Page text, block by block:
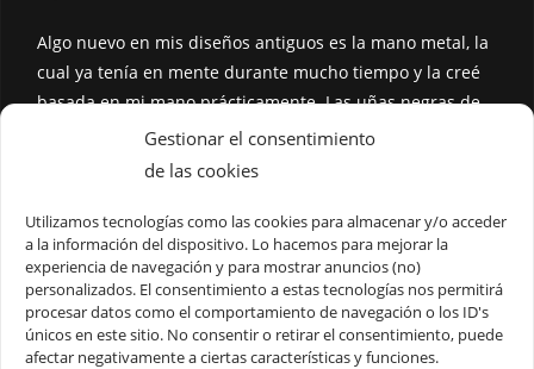
Gestionar el consentimiento
de las cookies
Utilizamos tecnologías como las cookies para almacenar y/o acceder
a la información del dispositivo. Lo hacemos para mejorar la
experiencia de navegación y para mostrar anuncios (no)
personalizados. El consentimiento a estas tecnologías nos permitirá
procesar datos como el comportamiento de navegación o los ID's
únicos en este sitio. No consentir o retirar el consentimiento, puede
afectar negativamente a ciertas características y funciones.
Algo nuevo en mis diseños antiguos es la mano metal, la
cual ya tenía en mente durante mucho tiempo y la creé
basada en mi mano prácticamente. Las uñas negras de
esa forma son muy utilizadas en estilos más oscuros o
góticos y son mis favoritas, los tatuajes son telarañas y
estoperoles fue lo mejor y lo más complejo, sobre todo
por las cadenitas pequeñas pero la basé en una que yo
tengo. Lo siento si está mal proporcionada, jamás había
dibujado una mano antes e intenté hacer lo mejor.
Dando clicaquípuedes ver la previa anterior.